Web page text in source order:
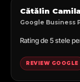
Cătălin
Google Business
Rating de 5 stele
REVIEW GOOGLE